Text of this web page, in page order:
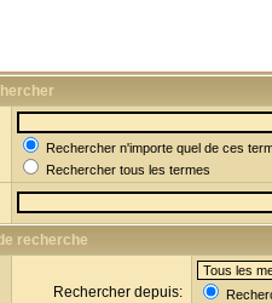
Rechercher n'importe quel de ces
Rechercher tous les termes
recherche
Rechercher depuis: